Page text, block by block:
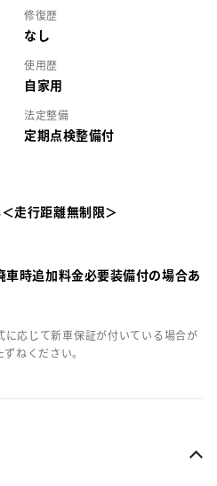
修復歴
なし
使用歴
自家用
法定整備
定期点検整備付
走行距離無制限＞
時追加料金必要装備付の場合あ
応じて新車保証が付いている場合が
ねください。